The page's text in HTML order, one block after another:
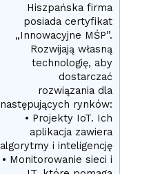
Hiszpańska firma
posiada certyfikat
„Innowacyjne MŚP”.
Rozwijają własną
technologię, aby
dostarczać
rozwiązania dla
następujących rynków:
• Projekty IoT. Ich
aplikacja zawiera
algorytmy i inteligencję
• Monitorowanie sieci i